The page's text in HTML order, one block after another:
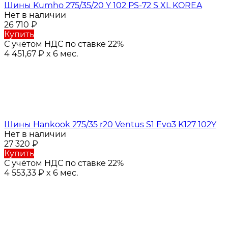
Шины Kumho 275/35/20 Y 102 PS-72 S XL KOREA
Нет в наличии
26 710 ₽
Купить
С учётом НДС по ставке 22%
4 451,67 ₽ x 6 мес.
Шины Hankook 275/35 r20 Ventus S1 Evo3 K127 102Y
Нет в наличии
27 320 ₽
Купить
С учётом НДС по ставке 22%
4 553,33 ₽ x 6 мес.